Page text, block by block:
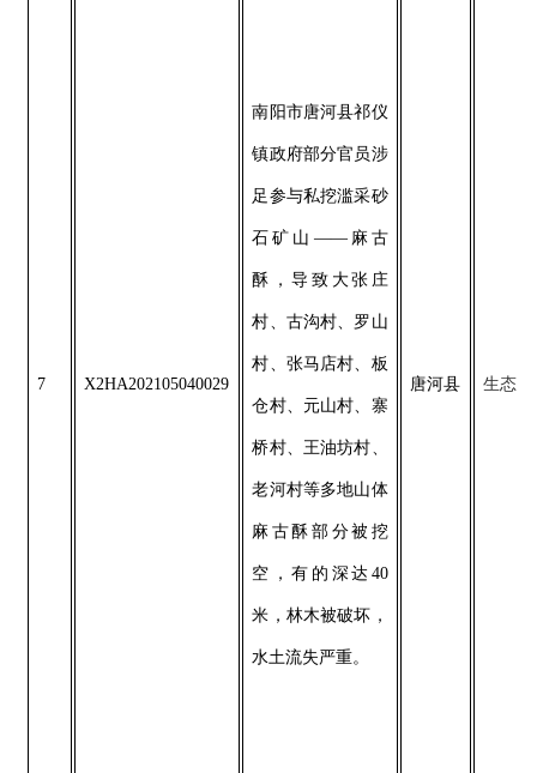
7 X2HA202105040029
南阳市唐河县祁仪
镇政府部分官员涉
足参与私挖滥采砂
石矿山——麻古
酥，导致大张庄
村、古沟村、罗山
村、张马店村、板
仓村、元山村、寨
桥村、王油坊村、
老河村等多地山体
麻古酥部分被挖
空，有的深达40
米，林木被破坏，
水土流失严重。
唐河县 生态